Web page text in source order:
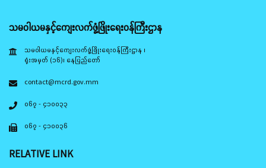
သမဝါယမနှင့်ကျေးလက်ဖွံ့ဖြိုးရေးဝန်ကြီးဌာန
သမဝါယမနှင့်ကျေးလက်ဖွံ့ဖြိုးရေးဝန်ကြီးဌာန ၊
ရုံးအမှတ် (၁၆)၊ နေပြည်တော်
contact@mcrd.gov.mm
၀၆၇ - ၄၁၀၀၃၃
၀၆၇ - ၄၁၀၀၃၆
RELATIVE LINK